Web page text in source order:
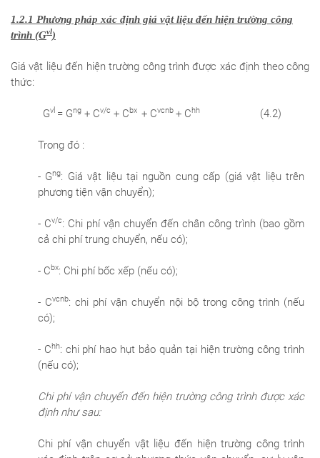
1.2.1 Phương pháp xác định giá vật liệu đến hiện trường công
trình (Gvl)
Giá vật liệu đến hiện trường công trình được xác định theo công
thức:
Gvl = Gng+ Cv/c + Cbx + Cvcnb + Chh (4.2)
Trong đó :
- Gng: Giá vật liệu tại nguồn cung cấp (giá vật liệu trên
phương tiện vận chuyển);
- Cv/c: Chi phí vận chuyển đến chân công trình (bao gồm
cả chi phí trung chuyển, nếu có);
- Cbx: Chi phí bốc xếp (nếu có);
- Cvcnb: chi phí vận chuyển nội bộ trong công trình (nếu
có);
- Chh: chi phí hao hụt bảo quản tại hiện trường công trình
(nếu có);
Chi phí vận chuyển đến hiện trường công trình được xác
định như sau:
Chi phí vận chuyển vật liệu đến hiện trường công trình